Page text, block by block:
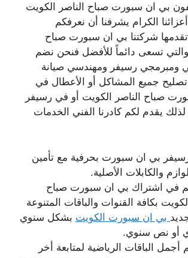
بي ان سبورت صباح الناصر الكويت
الكرام يشرفنا أن نعرفكم
تقدمها شركتنا بي ان سبورت صباح
والتي تسعى دائماً للأفضل فنحن نضم
ومبرمجي رسيفر ومهندسي صيانة
جميع المشاكل أو الأعطال في
صباح الناصر الكويت أو في رسيفر
يقدم لكم كادرنا الفني الخدمات
بي ان سبورت بحرفية مع تأمين
والكابلات الأصلية.
في اشتراك بي ان سبورت صباح
بكافة القنوات والباقات المتنوعة
بي ان سبورت الكويت بشكل سنوي
أو نص سنوي.
أجمل الباقات الرياضية لمتابعة أخر